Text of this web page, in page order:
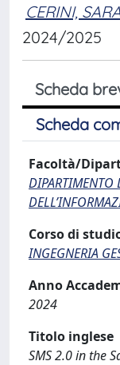
CERINI,
2024/2025
Scheda
Scheda
Facoltà/
DIPARTIMENTO
Corso di
INGEGNERIA
Anno
2024
Titolo inglese
SMS 2.0 in the